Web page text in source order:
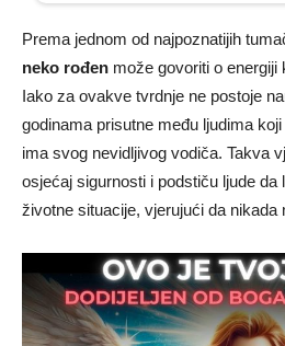
Prema jednom od najpoznatijih
neko rođen može govoriti o
Iako za ovakve tvrdnje ne postoje
godinama prisutne među ljudima
ima svog nevidljivog vodiča. Takva
osjećaj sigurnosti i podstiču ljude
životne situacije, vjerujući da nikada